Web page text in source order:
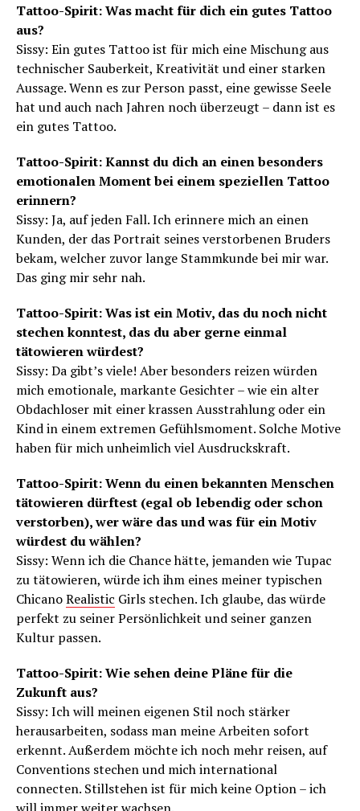
Tattoo-Spirit: Was macht für dich ein gutes Tattoo
aus?
Sissy: Ein gutes Tattoo ist für mich eine Mischung aus
technischer Sauberkeit, Kreativität und einer starken
Aussage. Wenn es zur Person passt, eine gewisse Seele
hat und auch nach Jahren noch überzeugt – dann ist es
ein gutes Tattoo.
Tattoo-Spirit: Kannst du dich an einen besonders
emotionalen Moment bei einem speziellen Tattoo
erinnern?
Sissy: Ja, auf jeden Fall. Ich erinnere mich an einen
Kunden, der das Portrait seines verstorbenen Bruders
bekam, welcher zuvor lange Stammkunde bei mir war.
Das ging mir sehr nah.
Tattoo-Spirit: Was ist ein Motiv, das du noch nicht
stechen konntest, das du aber gerne einmal
tätowieren würdest?
Sissy: Da gibt’s viele! Aber besonders reizen würden
mich emotionale, markante Gesichter – wie ein alter
Obdachloser mit einer krassen Ausstrahlung oder ein
Kind in einem extremen Gefühlsmoment. Solche Motive
haben für mich unheimlich viel Ausdruckskraft.
Tattoo-Spirit: Wenn du einen bekannten Menschen
tätowieren dürftest (egal ob lebendig oder schon
verstorben), wer wäre das und was für ein Motiv
würdest du wählen?
Sissy: Wenn ich die Chance hätte, jemanden wie Tupac
zu tätowieren, würde ich ihm eines meiner typischen
ChicanoRealistic Girls stechen. Ich glaube, das würde
perfekt zu seiner Persönlichkeit und seiner ganzen
Kultur passen.
Tattoo-Spirit: Wie sehen deine Pläne für die
Zukunft aus?
Sissy: Ich will meinen eigenen Stil noch stärker
herausarbeiten, sodass man meine Arbeiten sofort
erkennt. Außerdem möchte ich noch mehr reisen, auf
Conventions stechen und mich international
connecten. Stillstehen ist für mich keine Option – ich